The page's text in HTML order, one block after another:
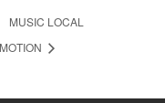
MUSIC LOCAL
MOTION